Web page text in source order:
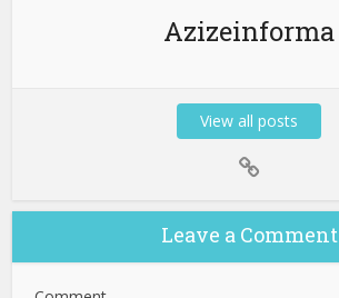
Azizeinforma
View all posts
Leave a Comment